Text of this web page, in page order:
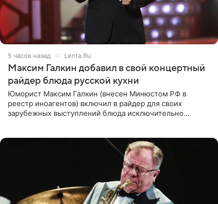
5 часов назад Lenta.Ru
Максим Галкин добавил в свой концертный
райдер блюда русской кухни
Юморист Максим Галкин (внесен Минюстом РФ в
реестр иноагентов) включил в райдер для своих
зарубежных выступлений блюда исключительно